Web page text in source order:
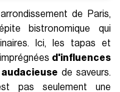
de Paris,
bistronomique qui
Ici, les tapas et
d'influences
audacieuse de saveurs.
pas seulement une